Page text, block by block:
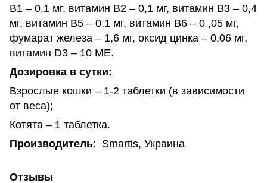
B1 – 0,1 мг, витамин B2 – 0,1 мг, витамин B3 – 0,4
мг, витамин В5 – 0,1 мг, витамин В6 – 0 ,05 мг,
фумарат железа – 1,6 мг, оксид цинка – 0,06 мг,
витамин D3 – 10 МE.
Дозировка в сутки:
Взрослые кошки – 1-2 таблетки (в зависимости
от веса);
Котята – 1 таблетка.
Производитель: Smartis, Украина
Отзывы